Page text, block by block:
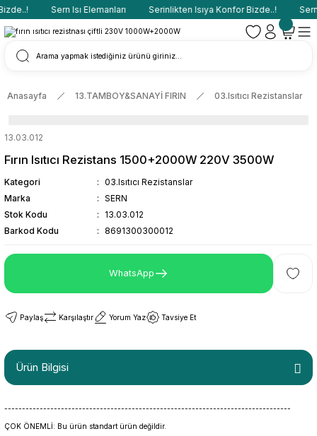
Sern Isı Elemanları Serinlikten Isıya Konfor Bizde..! Sern
Anasayfa 13.TAMBOY&SANAYİ FIRIN 03.Isıtıcı Rezistanslar
13.03.012
Fırın Isıtıcı Rezistans 1500+2000W 220V 3500W
Kategori
03.Isıtıcı Rezistanslar
Marka
SERN
Stok Kodu
13.03.012
Barkod Kodu
8691300300012
WhatsApp
Paylaş Karşılaştır Yorum Yaz Tavsiye Et
Ürün Bilgisi
---------------------------------------------------------------------------------
ÇOK ÖNEMLİ: Bu ürün standart ürün değildir.